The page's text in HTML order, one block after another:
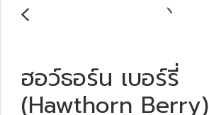
ฮอว์ธอร์น เบอร์รี่
(Hawthorn Berry)